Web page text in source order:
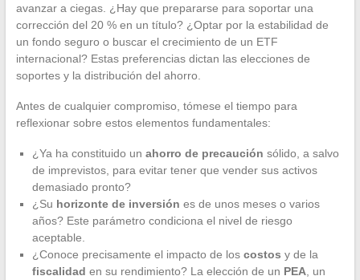
avanzar a ciegas. ¿Hay que prepararse para soportar una
corrección del 20 % en un título? ¿Optar por la estabilidad de
un fondo seguro o buscar el crecimiento de un ETF
internacional? Estas preferencias dictan las elecciones de
soportes y la distribución del ahorro.
Antes de cualquier compromiso, tómese el tiempo para
reflexionar sobre estos elementos fundamentales:
¿Ya ha constituido un ahorro de precaución sólido, a salvo
de imprevistos, para evitar tener que vender sus activos
demasiado pronto?
¿Su horizonte de inversión es de unos meses o varios
años? Este parámetro condiciona el nivel de riesgo
aceptable.
¿Conoce precisamente el impacto de los costos y de la
fiscalidad en su rendimiento? La elección de un PEA, un